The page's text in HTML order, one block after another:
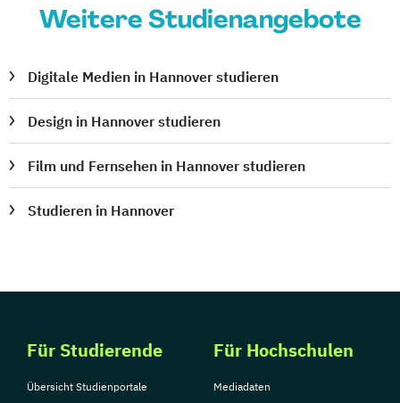
Weitere Studienangebote
Digitale Medien in Hannover studieren
Design in Hannover studieren
Film und Fernsehen in Hannover studieren
Studieren in Hannover
Für Studierende
Übersicht Studienportale
Für Hochschulen
Mediadaten